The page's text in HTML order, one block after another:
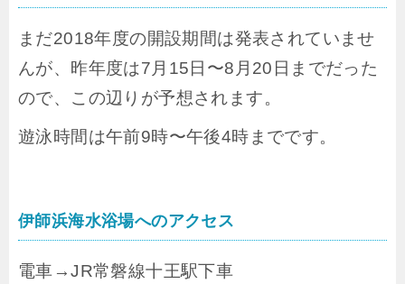
まだ2018年度の開設期間は発表されていませ
んが、昨年度は7月15日〜8月20日までだった
ので、この辺りが予想されます。
遊泳時間は午前9時〜午後4時までです。
伊師浜海水浴場へのアクセス
電車→JR常磐線十王駅下車